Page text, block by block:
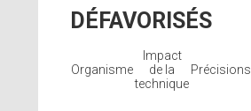
DÉFAVORISÉS
Organisme
Impact
de la
technique
Précisions